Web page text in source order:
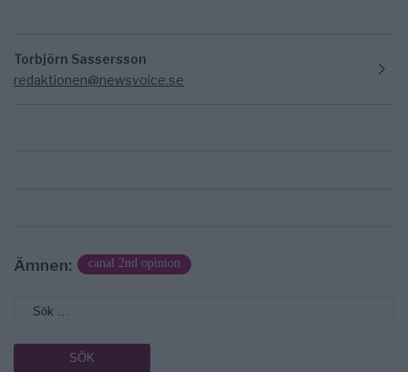
Torbjörn Sassersson
redaktionen@newsvoice.se
Ämnen: canal 2nd opinion